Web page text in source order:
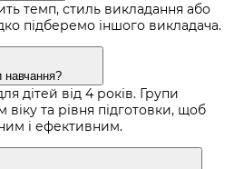
темп, стиль викладання або
підберемо іншого викладача.
навчання?
дітей від 4 років. Групи
та рівня підготовки, щоб
і ефективним.